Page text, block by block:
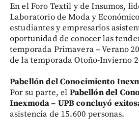
En el Foro Textil y de Insumos,
Laboratorio de Moda y
estudiantes y empresarios
oportunidad de conocer las
temporada Primavera – Verano
de la temporada Otoño-Invierno
Pabellón del Conocimiento
Por su parte, el Pabellón del
Inexmoda – UPB concluyó
asistencia de 15.600 personas.